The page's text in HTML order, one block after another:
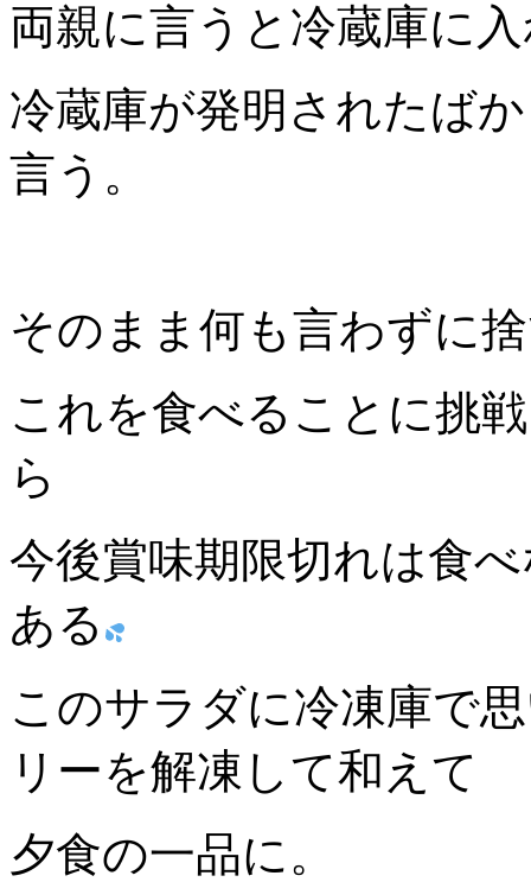
両親に言うと冷蔵庫に
冷蔵庫が発明されたば
言う。
そのまま何も言わずに
これを食べることに挑
ら
今後賞味期限切れは食
ある
このサラダに冷凍庫で
リーを解凍して和えて
夕食の一品に。